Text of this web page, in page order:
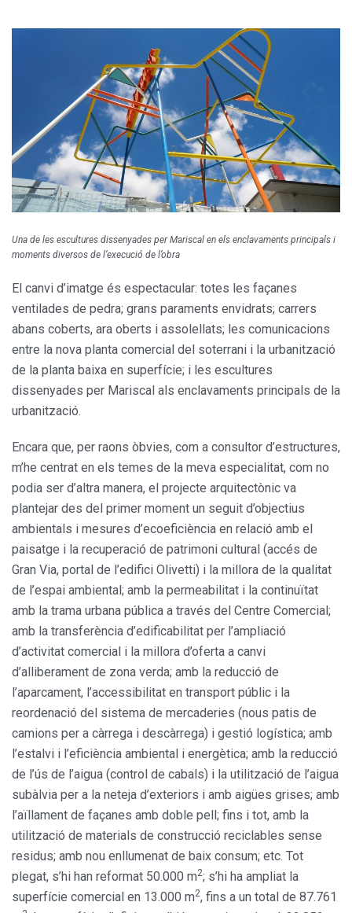
Una de les escultures dissenyades per Mariscal en els enclavaments principals i
moments diversos de l’execució de l’obra
El canvi d’imatge és espectacular: totes les façanes
ventilades de pedra; grans paraments envidrats; carrers
abans coberts, ara oberts i assolellats; les comunicacions
entre la nova planta comercial del soterrani i la urbanització
de la planta baixa en superfície; i les escultures
dissenyades per Mariscal als enclavaments principals de la
urbanització.
Encara que, per raons òbvies, com a consultor d’estructures,
m’he centrat en els temes de la meva especialitat, com no
podia ser d’altra manera, el projecte arquitectònic va
plantejar des del primer moment un seguit d’objectius
ambientals i mesures d’ecoeficiència en relació amb el
paisatge i la recuperació de patrimoni cultural (accés de
Gran Via, portal de l’edifici Olivetti) i la millora de la qualitat
de l’espai ambiental; amb la permeabilitat i la continuïtat
amb la trama urbana pública a través del Centre Comercial;
amb la transferència d’edificabilitat per l’ampliació
d’activitat comercial i la millora d’oferta a canvi
d’alliberament de zona verda; amb la reducció de
l’aparcament, l’accessibilitat en transport públic i la
reordenació del sistema de mercaderies (nous patis de
camions per a càrrega i descàrrega) i gestió logística; amb
l’estalvi i l’eficiència ambiental i energètica; amb la reducció
de l’ús de l’aigua (control de cabals) i la utilització de l’aigua
subàlvia per a la neteja d’exteriors i amb aigües grises; amb
l’aïllament de façanes amb doble pell; fins i tot, amb la
utilització de materials de construcció reciclables sense
residus; amb nou enllumenat de baix consum; etc. Tot
plegat, s’hi han reformat 50.000 m2; s’hi ha ampliat la
superfície comercial en 13.000 m2, fins a un total de 87.761